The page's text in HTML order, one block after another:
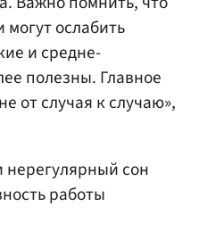
ослабить
и средне-
полезны. Главное
от случая к случаю»,
нерегулярный сон
работы